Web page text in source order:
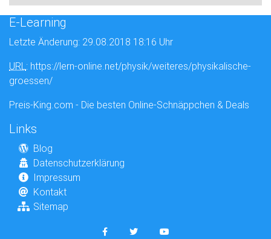
E-Learning
Letzte Änderung: 29.08.2018 18:16 Uhr
URL: https://lern-online.net/physik/weiteres/physikalische-
groessen/
Preis-King.com - Die besten Online-Schnäppchen & Deals
Links
Blog
Datenschutzerklärung
Impressum
Kontakt
Sitemap